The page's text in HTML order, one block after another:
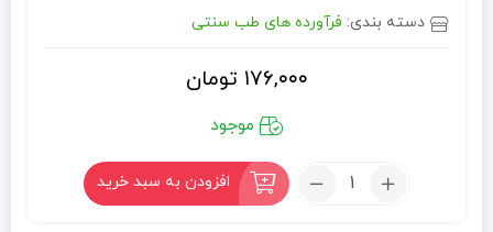
دسته بندی: فرآورده های طب سنتی
۱۷۶,۰۰۰ تومان
موجود
تعداد:
افزودن به سبد خرید